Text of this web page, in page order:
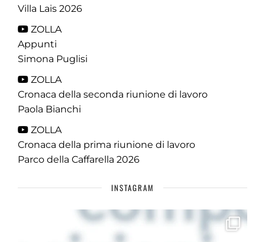
Villa Lais 2026
ZOLLA
Appunti
Simona Puglisi
ZOLLA
Cronaca della seconda riunione di lavoro
Paola Bianchi
ZOLLA
Cronaca della prima riunione di lavoro
Parco della Caffarella 2026
INSTAGRAM